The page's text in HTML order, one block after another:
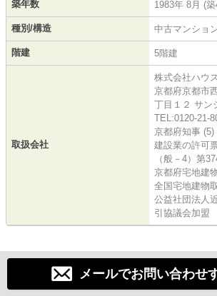
築年数 1983年 8月 (
種別/構造 中古マンショ
階建 5階建
取扱会社
株式会社ハウ
京都府京都市
丁目１２ サン
TEL:0120-21-
京都府知事 (5)
建設業の許可
（般－4）第
京都府宅地建
全国宅地建物
公益社団法人
引協議会加盟
メールでお問い合わせ